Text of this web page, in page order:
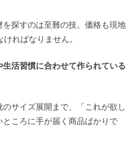
探すのは至難の技。価格も現地
ればなりません。
生活習慣に合わせて作られている
サイズ展開まで、「これが欲し
ころに手が届く商品ばかりで